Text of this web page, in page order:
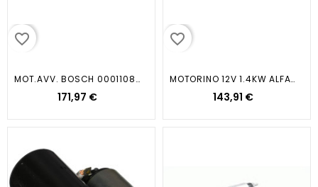
favorite_border
MOT.AVV. BOSCH 0001108420 12V 1...
171,97 €
favorite_border
MOTORINO 12V 1.4KW ALFA/CROMA...
143,91 €